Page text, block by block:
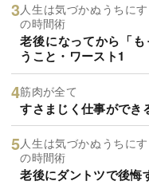
人生は気づかぬうちに
の時間術
老後になってから「
うこと・ワースト1
筋肉が全て
すさまじく仕事ができ
人生は気づかぬうちに
の時間術
老後にダントツで後悔